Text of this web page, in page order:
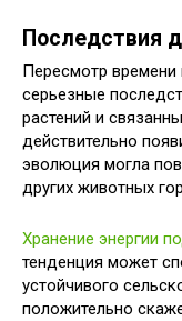
Последствия
Пересмотр времени
серьезные
растений и
действительно
эволюция могла
других животных
Хранение энергии
тенденция может
устойчивого
положительно